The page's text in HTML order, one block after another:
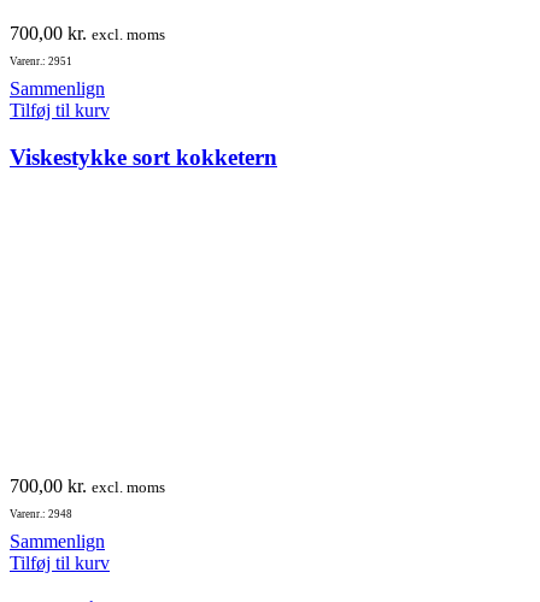
700,00 kr. excl. moms
Varenr.: 2951
Sammenlign
Tilføj til kurv
Viskestykke sort kokketern
700,00 kr. excl. moms
Varenr.: 2948
Sammenlign
Tilføj til kurv